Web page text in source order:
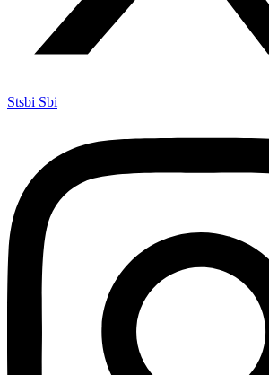
Stsbi Sbi